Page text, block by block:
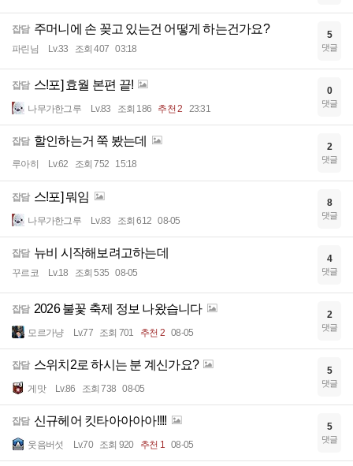
잡담 주머니에 손 꽂고 있는건 어떻게 하는건가요?
파린님 Lv.33 조회 407 03:18
5
댓글
잡담 스!포] 효월 본편 끝!
나무가한그루 Lv.83 조회 186 추천 2 23:31
0
댓글
잡담 할인하는거 쭉 봤는데
루아히 Lv.62 조회 752 15:18
2
댓글
잡담 스!포] 뭐임
나무가한그루 Lv.83 조회 612 08-05
8
댓글
잡담 뉴비 시작해보려고하는데
꾸르코 Lv.18 조회 535 08-05
4
댓글
잡담 2026 불꽃 축제 정보 나왔습니다
모르가냥 Lv.77 조회 701 추천 2 08-05
2
댓글
잡담 스위치2로 하시는 분 계신가요?
게맛 Lv.86 조회 738 08-05
5
댓글
잡담 신규헤어 킷타아아아아!!!!
웃음버섯 Lv.70 조회 920 추천 1 08-05
5
댓글